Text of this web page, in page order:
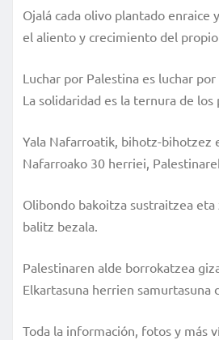
Ojalá cada olivo plantado enraice
el aliento y crecimiento del
Luchar por Palestina es luchar
La solidaridad es la ternura de los
Yala Nafarroatik, bihotz-bihotzez
Nafarroako 30 herriei,
Olibondo bakoitza sustraitzea
balitz bezala.
Palestinaren alde borrokatzea
Elkartasuna herrien samurtasuna
Toda la información, fotos y más